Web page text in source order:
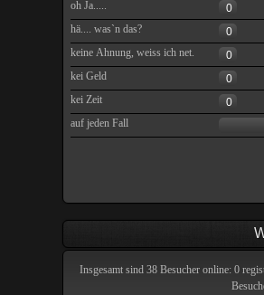
oh Ja.....
0
hä.... was`n das?
0
keine Ahnung, weiss ich net.
0
kei Geld
0
kei Zeit
0
auf jeden Fall
Insgesamt sind 38 Besucher online: 0